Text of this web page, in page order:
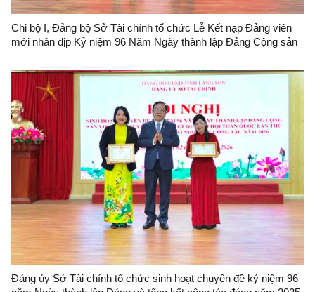
Chi bộ I, Đảng bộ Sở Tài chính tổ chức Lễ Kết nạp Đảng viên
mới nhân dịp Kỷ niệm 96 Năm Ngày thành lập Đảng Cộng sản
Đảng ủy Sở Tài chính tổ chức sinh hoạt chuyên đề kỷ niệm 96